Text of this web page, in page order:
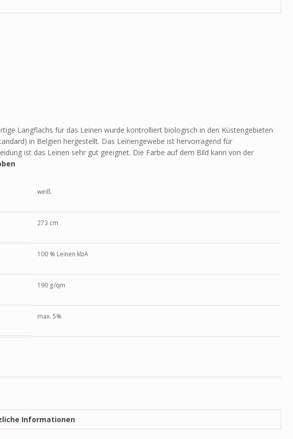
Langflachs für das Leinen wurde kontrolliert biologisch in den Küstengebieten
in Belgien hergestellt. Das Leinengewebe ist hervorragend für
ist das Leinen sehr gut geeignet. Die Farbe auf dem Bild kann von der
weiß
273 cm
100 % Leinen kbA
190 g/qm
max. 5%
Informationen